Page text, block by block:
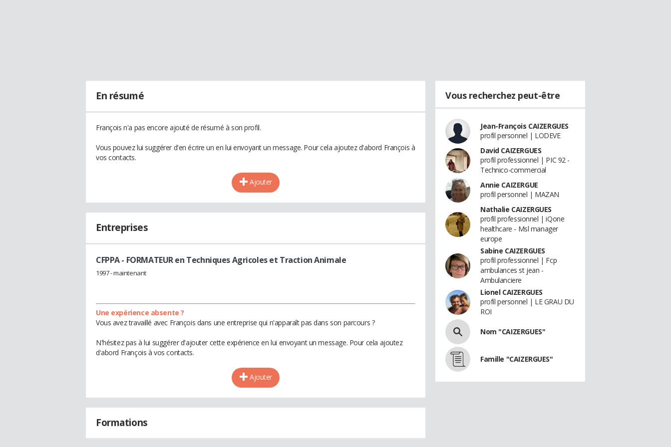
En résumé
François n'a pas encore ajouté de résumé à son profil.
Vous pouvez lui suggérer d'en écrire un en lui envoyant un message. Pour cela ajoutez d'abord François à
vos contacts.
Ajouter
Entreprises
CFPPA- FORMATEUR en Techniques Agricoles et Traction Animale
1997 - maintenant
Une expérience absente ?
Vous avez travaillé avec François dans une entreprise qui n'apparaît pas dans son parcours ?
N'hésitez pas à lui suggérer d'ajouter cette expérience en lui envoyant un message. Pour cela ajoutez
d'abord François à vos contacts.
Ajouter
Formations
Vous recherchez peut-être
Jean-François CAIZERGUES
profil personnel | LODEVE
David CAIZERGUES
profil professionnel | PIC 92 -
Technico-commercial
Annie CAIZERGUE
profil personnel | MAZAN
Nathalie CAIZERGUES
profil professionnel | iQone
healthcare - Msl manager
europe
Sabine CAIZERGUES
profil professionnel | Fcp
ambulances st jean -
Ambulanciere
Lionel CAIZERGUES
profil personnel | LE GRAU DU
ROI
Nom "CAIZERGUES"
Famille "CAIZERGUES"